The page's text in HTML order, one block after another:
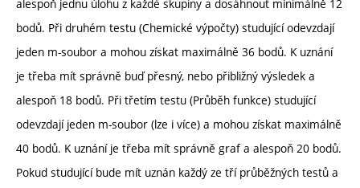
alespoň jednu úlohu z každé skupiny a dosáhnout minimálně 12
bodů. Při druhém testu (Chemické výpočty) studující odevzdají
jeden m-soubor a mohou získat maximálně 36 bodů. K uznání
je třeba mít správně buď přesný, nebo přibližný výsledek a
alespoň 18 bodů. Při třetím testu (Průběh funkce) studující
odevzdají jeden m-soubor (lze i více) a mohou získat maximálně
40 bodů. K uznání je třeba mít správně graf a alespoň 20 bodů.
Pokud studující bude mít uznán každý ze tří průběžných testů a